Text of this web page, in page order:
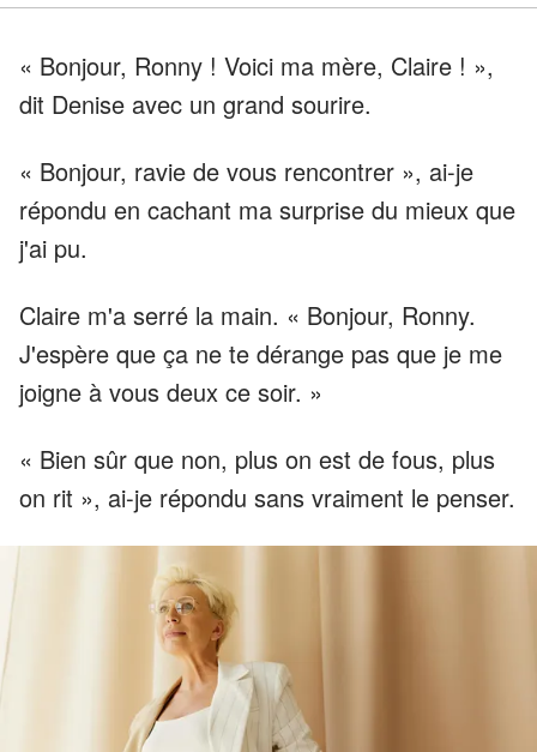
« Bonjour, Ronny ! Voici ma mère, Claire ! »,
dit Denise avec un grand sourire.
« Bonjour, ravie de vous rencontrer », ai-je
répondu en cachant ma surprise du mieux que
j'ai pu.
Claire m'a serré la main. « Bonjour, Ronny.
J'espère que ça ne te dérange pas que je me
joigne à vous deux ce soir. »
« Bien sûr que non, plus on est de fous, plus
on rit », ai-je répondu sans vraiment le penser.